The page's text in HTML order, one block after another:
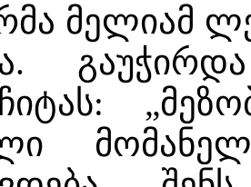
მელიამ